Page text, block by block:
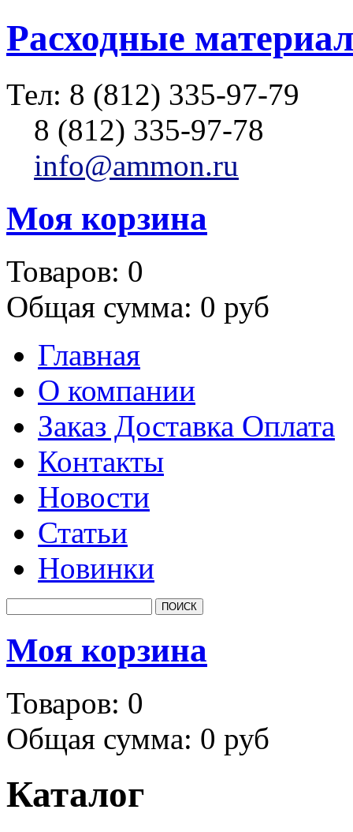
Расходные
Тел: 8 (812) 335-97-79
8 (812) 335-97-78
info@ammon.ru
Моя корзина
Товаров: 0
Общая сумма: 0 руб
Главная
О компании
Заказ Доставка Оплата
Контакты
Новости
Статьи
Новинки
Моя корзина
Товаров: 0
Общая сумма: 0 руб
Каталог